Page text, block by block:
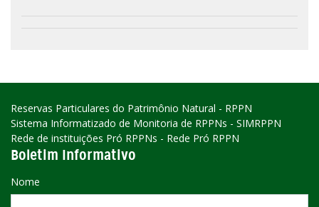
Reservas Particulares do Patrimônio Natural - RPPN
Sistema Informatizado de Monitoria de RPPNs - SIMRPPN
Rede de instituições Pró RPPNs - Rede Pró RPPN
Boletim Informativo
Nome